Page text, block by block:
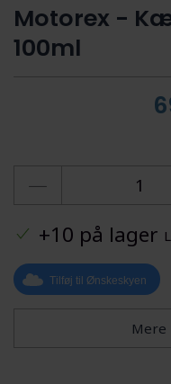
Motorex -
100ml
+10 på lager
Tilføj til Ønskeskyen
Mere